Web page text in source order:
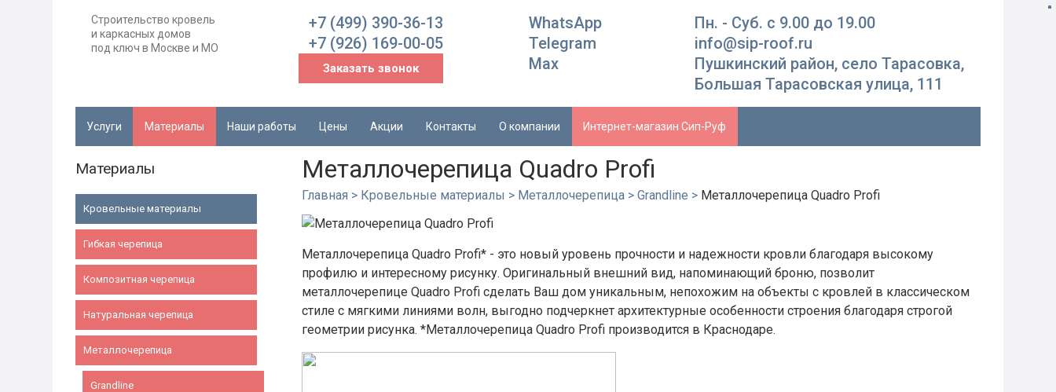
Строительство кровель
и каркасных домов
под ключ в Москве и МО
+7 (499) 390-36-13
+7 (926) 169-00-05
Заказать звонок
WhatsApp
Telegram
Max
Пн. - Суб. с 9.00 до 19.00
info@sip-roof.ru
Пушкинский район, село Тарасовка,
Большая Тарасовская улица, 111
Услуги Материалы Наши работы Цены Акции Контакты О компании Интернет-магазин Сип-Руф
Материалы
Кровельные материалы
Гибкая черепица
Композитная черепица
Натуральная черепица
Металлочерепица
Grandline
Металлочерепица Quadro Profi
Главная > Кровельные материалы > Металлочерепица > Grandline > Металлочерепица Quadro Profi
Металлочерепица Quadro Profi* - это новый уровень прочности и надежности кровли благодаря высокому
профилю и интересному рисунку. Оригинальный внешний вид, напоминающий броню, позволит
металлочерепице Quadro Profi сделать Ваш дом уникальным, непохожим на объекты с кровлей в классическом
стиле с мягкими линиями волн, выгодно подчеркнет архитектурные особенности строения благодаря строгой
геометрии рисунка. *Металлочерепица Quadro Profi производится в Краснодаре.